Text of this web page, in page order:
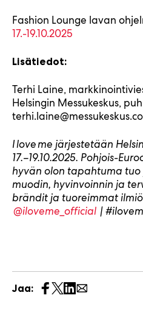
Fashion Lounge lavan
17.-19.10.2025
Lisätiedot:
Terhi Laine,
Helsingin Messukeskus,
Iloveme järjestetään
17.–19.10.2025. Pohjois-
hyvän olon tapahtuma
muodin, hyvinvoinnin ja
brändit ja tuoreimmat
@iloveme_official |
Jaa:
J